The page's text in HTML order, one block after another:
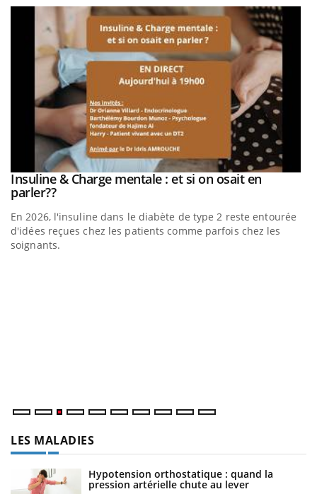
Youtube
Insuline & Charge mentale : et si on osait en
parler??Youtube
En 2026, l'insuline dans le diabète de type 2 reste entourée
d'idées reçues chez les patients comme parfois chez les
soignants.
LES MALADIES
Hypotension orthostatique : quand la
pression artérielle chute au lever